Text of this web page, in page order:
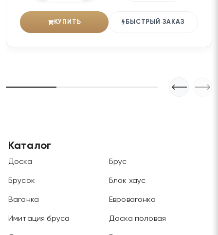
КУПИТЬ БЫСТРЫЙ ЗАКАЗ
Каталог
Доска Брус
Брусок Блок хаус
Вагонка Евровагонка
Имитация бруса Доска половая